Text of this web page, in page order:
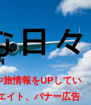
情報をUPしてい
イト、バナー広告